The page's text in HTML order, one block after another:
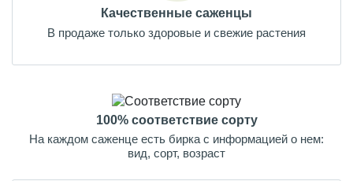
Качественные саженцы
В продаже только здоровые и свежие растения
100% соответствие сорту
На каждом саженце есть бирка с информацией о нем:
вид, сорт, возраст